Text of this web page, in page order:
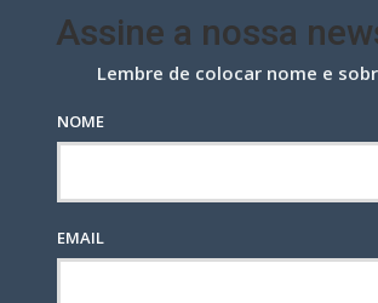
UM MILTON CUNHA QUE VOCÊ NUNCA VIU
um Milton Cunha
Assine a nossa
Lembre de colocar nome e
NOME
EMAIL